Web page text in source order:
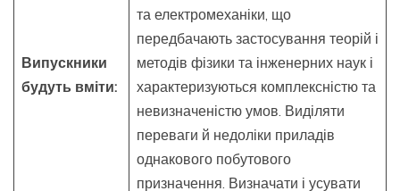
Випускники
будуть вміти:
та електромеханіки, що
передбачають застосування теорій і
методів фізики та інженерних наук і
характеризуються комплексністю та
невизначеністю умов. Виділяти
переваги й недоліки приладів
однакового побутового
призначення. Визначати і усувати